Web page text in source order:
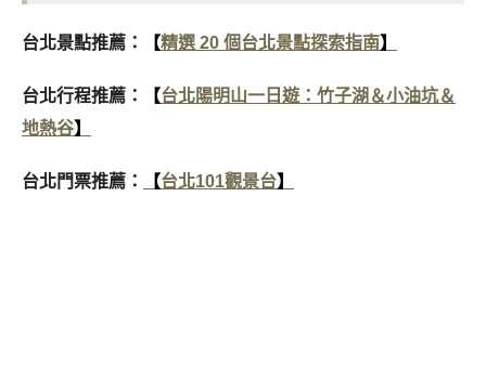
台北景點推薦： 【精選 20 個台北景點探索指南】
台北行程推薦： 【台北陽明山一日遊：竹子湖＆小油坑＆
地熱谷】
台北門票推薦： 【台北101觀景台】